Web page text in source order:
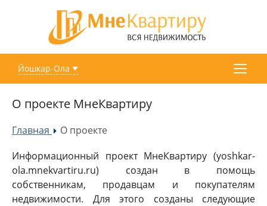
Йошкар-Ола
О проекте МнеКвартиру
Главная »О проекте
Информационный проект МнеКвартиру (yoshkar-
ola.mnekvartiru.ru) создан в помощь
собственникам, продавцам и покупателям
недвижимости. Для этого созданы следующие